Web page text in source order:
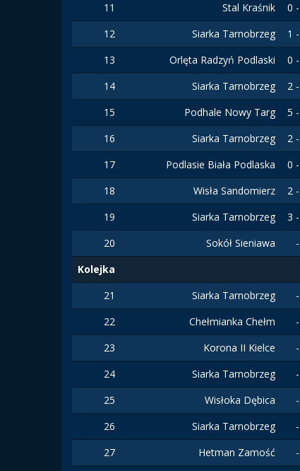
11
Stal Kraśnik 0
12 Siarka Tarnobrzeg 1
13 Orlęta Radzyń Podlaski 0
14 Siarka Tarnobrzeg 2
15 Podhale Nowy Targ 5
16 Siarka Tarnobrzeg 2
17 Podlasie Biała Podlaska 0
18 Wisła Sandomierz 2
19 Siarka Tarnobrzeg 3
20
Sokół Sieniawa -
Kolejka
21
Siarka Tarnobrzeg -
22
Chełmianka Chełm -
23
Korona II Kielce -
24
Siarka Tarnobrzeg -
25
Wisłoka Dębica -
26
Siarka Tarnobrzeg -
27
Hetman Zamość -